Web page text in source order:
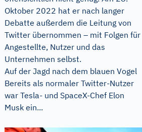
Oktober 2022 hat er nach langer
Debatte außerdem die Leitung von
Twitter übernommen – mit Folgen für
Angestellte, Nutzer und das
Unternehmen selbst.
Auf der Jagd nach dem blauen Vogel
Bereits als normaler Twitter-Nutzer
war Tesla- und SpaceX-Chef Elon
Musk ein...